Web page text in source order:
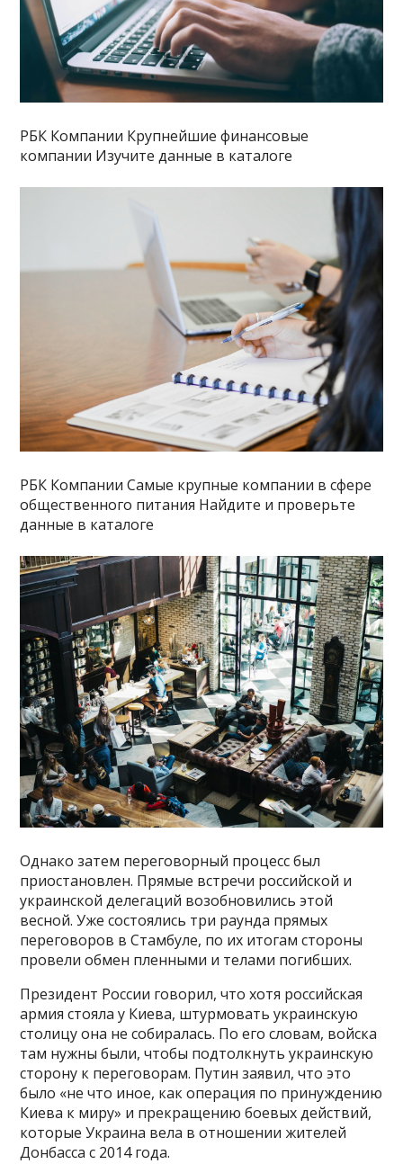
РБК Компании Крупнейшие финансовые
компании Изучите данные в каталоге
РБК Компании Самые крупные компании в сфере
общественного питания Найдите и проверьте
данные в каталоге
Однако затем переговорный процесс был
приостановлен. Прямые встречи российской и
украинской делегаций возобновились этой
весной. Уже состоялись три раунда прямых
переговоров в Стамбуле, по их итогам стороны
провели обмен пленными и телами погибших.
Президент России говорил, что хотя российская
армия стояла у Киева, штурмовать украинскую
столицу она не собиралась. По его словам, войска
там нужны были, чтобы подтолкнуть украинскую
сторону к переговорам. Путин заявил, что это
было «не что иное, как операция по принуждению
Киева к миру» и прекращению боевых действий,
которые Украина вела в отношении жителей
Донбасса с 2014 года.